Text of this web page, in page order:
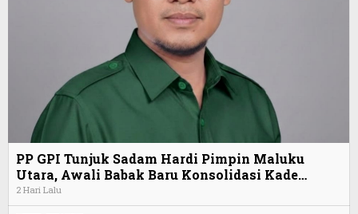
PP GPI Tunjuk Sadam Hardi Pimpin Maluku
Utara, Awali Babak Baru Konsolidasi Kade…
2 Hari Lalu